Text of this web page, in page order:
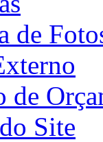
de
de
Site